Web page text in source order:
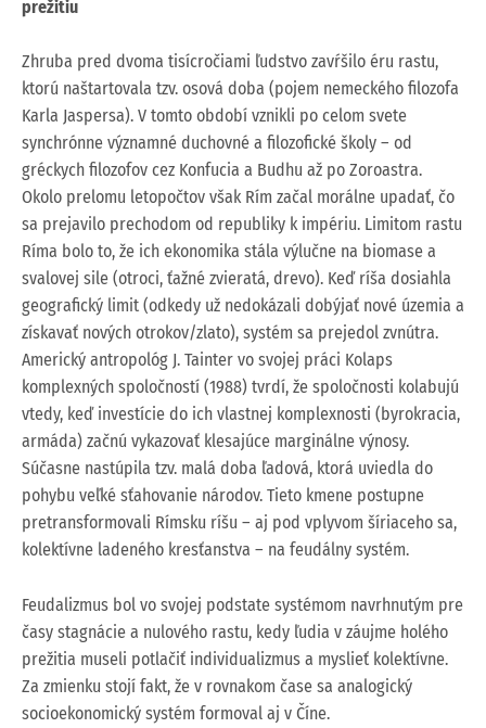
prežitiu
Zhruba pred dvoma tisícročiami ľudstvo zavŕšilo éru rastu,
ktorú naštartovala tzv. osová doba (pojem nemeckého filozofa
Karla Jaspersa). V tomto období vznikli po celom svete
synchrónne významné duchovné a filozofické školy – od
gréckych filozofov cez Konfucia a Budhu až po Zoroastra.
Okolo prelomu letopočtov však Rím začal morálne upadať, čo
sa prejavilo prechodom od republiky k impériu. Limitom rastu
Ríma bolo to, že ich ekonomika stála výlučne na biomase a
svalovej sile (otroci, ťažné zvieratá, drevo). Keď ríša dosiahla
geografický limit (odkedy už nedokázali dobýjať nové územia a
získavať nových otrokov/zlato), systém sa prejedol zvnútra.
Americký antropológ J. Tainter vo svojej práci Kolaps
komplexných spoločností (1988) tvrdí, že spoločnosti kolabujú
vtedy, keď investície do ich vlastnej komplexnosti (byrokracia,
armáda) začnú vykazovať klesajúce marginálne výnosy.
Súčasne nastúpila tzv. malá doba ľadová, ktorá uviedla do
pohybu veľké sťahovanie národov. Tieto kmene postupne
pretransformovali Rímsku ríšu – aj pod vplyvom šíriaceho sa,
kolektívne ladeného kresťanstva – na feudálny systém.
Feudalizmus bol vo svojej podstate systémom navrhnutým pre
časy stagnácie a nulového rastu, kedy ľudia v záujme holého
prežitia museli potlačiť individualizmus a myslieť kolektívne.
Za zmienku stojí fakt, že v rovnakom čase sa analogický
socioekonomický systém formoval aj v Číne.